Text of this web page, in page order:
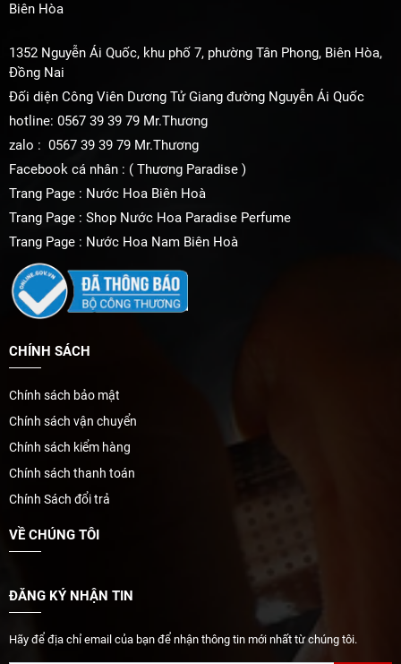
Biên Hòa
1352 Nguyễn Ái Quốc, khu phố 7, phường Tân Phong, Biên Hòa,
Đồng Nai
Đối diện Công Viên Dương Tử Giang đường Nguyễn Ái Quốc
hotline: 0567 39 39 79 Mr.Thương
zalo : 0567 39 39 79 Mr.Thương
Facebook cá nhân : ( Thương Paradise )
Trang Page : Nước Hoa Biên Hoà
Trang Page : Shop Nước Hoa Paradise Perfume
Trang Page : Nước Hoa Nam Biên Hoà
CHÍNH SÁCH
Chính sách bảo mật
Chính sách vận chuyển
Chính sách kiểm hàng
Chính sách thanh toán
Chính Sách đổi trả
VỀ CHÚNG TÔI
ĐĂNG KÝ NHẬN TIN
Hãy để địa chỉ email của bạn để nhận thông tin mới nhất từ chúng tôi.